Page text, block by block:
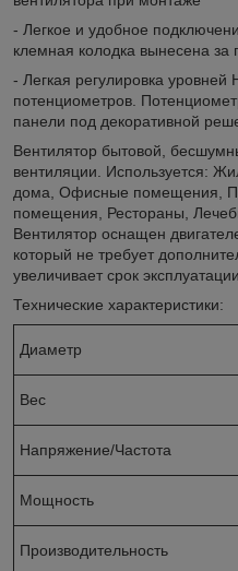
- Легкое и удобное
клемная колодка вынесена за
- Легкая регулировка
потенциометров.
панели под декоративной
Вентилятор бытовой,
вентиляции. Используется:
дома, Офисные помещения,
помещения, Рестораны,
Вентилятор оснащен
который не требует
увеличивает срок эксплуатации
Технические характеристики:
Диаметр
Вес
Напряжение/Частота
Мощность
Производительность